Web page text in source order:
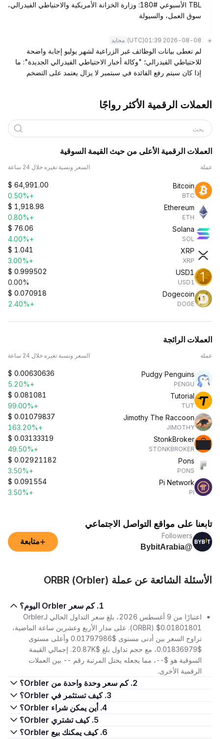
TBL الأسبوعي #180: وزارة الخزانة الأمريكية والاحتياطي الفيدرالي،
سوق العمل، والسيولة
2026-08-08 01:39
(UTC) محايد
لم تعطى بيانات الوظائف غير الزراعية لشهر يوليو إجابة واضحة
للاحتياطي الفيدرالي؛ "وكالة أخبار الاحتياطي الفيدرالي الجديدة": ما
إذا كان سيتم رفع الفائدة في سبتمبر لا يزال يعتمد على التضخم
العملات الرقمية الأكثر رواجًا
بحث
العملات الرقمية الأعلى من حيث القيمة السوقية
عملة السعر ونسبة تغيره خلال 24 ساعة
Bitcoin
BTC
$ 64,991.00
+0.50%
Ethereum
ETH
$ 1,918.98
+0.80%
Solana
SOL
$ 76.06
+4.00%
XRP
XRP
$ 1.041
+3.00%
USD1
USD1
$ 0.999502
0.00%
Dogecoin
DOGE
$ 0.070918
+2.40%
العملات الرائجة
عملة السعر ونسبة تغيره خلال 24 ساعة
Pudgy Penguins
PENGU
$ 0.00630636
+5.20%
Tutorial
TUT
$ 0.081081
+99.00%
Jimothy The Raccoon
JIMOTHY
$ 0.01079837
+163.20%
StonkBroker
STONKBROKER
$ 0.03133319
+49.50%
Pons
PONS
$ 0.02921182
+3.50%
Pi Network
PI
$ 0.091554
+3.50%
تابعنا على مواقع التواصل الاجتماعي
Followers
@BybitArabia
+متابعة
الأسئلة الشائعة عن عملة ORBR (Orbler)
1. كم سعر Orbler اليوم؟
اعتبارًا من 9 أغسطس 2026، بلغ سعر التداول الحالي لـOrbler
(ORBR) $0.01801801. على مدار الأربع وعشرين ساعة الماضية،
تراوح السعر بين أدنى مستوى $0.01797986 وأعلى مستوى
$0.01836979، مع حجم تداول بلغ $20.87K. إجمالي القيمة
السوقية هو $--، مما يجعله يحتل المرتبة رقم -- بين العملات
الرقمية الأخرى.
2. كم سعر وحدة واحدة من Orbler؟
3. كيف تستثمر في Orbler؟
4. أين يمكن شراء Orbler؟
5. كيف تشتري Orbler؟
6. كيف يمكنك بيع Orbler؟